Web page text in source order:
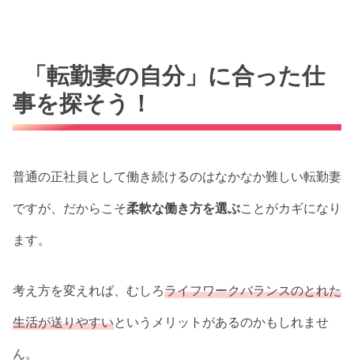
「転勤妻の自分」に合った仕
事を探そう！
普通の正社員として働き続けるのはなかなか難しい転勤妻
ですが、だからこそ柔軟な働き方を選ぶことがカギになり
ます。
考え方を変えれば、むしろライフワークバランスのとれた
生活が送りやすいというメリットがあるのかもしれませ
ん。